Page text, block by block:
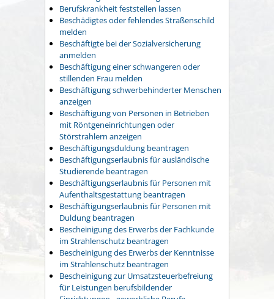
Berufskrankheit feststellen lassen
Beschädigtes oder fehlendes Straßenschild
melden
Beschäftigte bei der Sozialversicherung
anmelden
Beschäftigung einer schwangeren oder
stillenden Frau melden
Beschäftigung schwerbehinderter Menschen
anzeigen
Beschäftigung von Personen in Betrieben
mit Röntgeneinrichtungen oder
Störstrahlern anzeigen
Beschäftigungsduldung beantragen
Beschäftigungserlaubnis für ausländische
Studierende beantragen
Beschäftigungserlaubnis für Personen mit
Aufenthaltsgestattung beantragen
Beschäftigungserlaubnis für Personen mit
Duldung beantragen
Bescheinigung des Erwerbs der Fachkunde
im Strahlenschutz beantragen
Bescheinigung des Erwerbs der Kenntnisse
im Strahlenschutz beantragen
Bescheinigung zur Umsatzsteuerbefreiung
für Leistungen berufsbildender